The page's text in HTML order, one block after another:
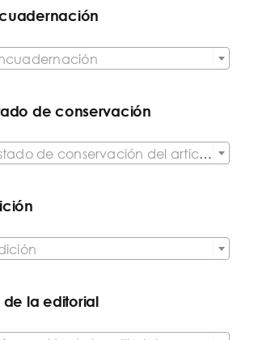
de conservación
Cualquier Estado de conservación del artículo
la editorial